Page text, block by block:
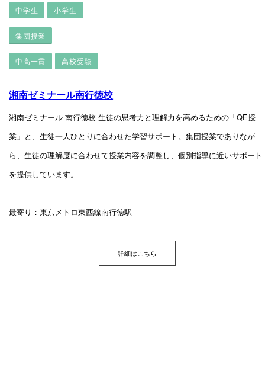
湘南ゼミナール南行徳校
湘南ゼミナール 南行徳校 生徒の思考力と理解力を高めるための「QE授
業」と、生徒一人ひとりに合わせた学習サポート。集団授業でありなが
ら、生徒の理解度に合わせて授業内容を調整し、個別指導に近いサポート
を提供しています。
最寄り：東京メトロ東西線南行徳駅
中学生 小学生
集団授業
中高一貫 高校受験
詳細はこちら